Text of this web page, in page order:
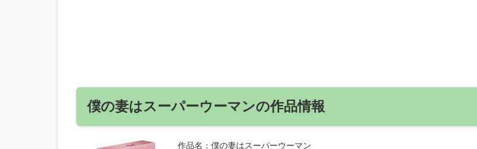
僕の妻はスーパーウーマンの作品情報
作品名 ：僕の妻はスーパーウーマン